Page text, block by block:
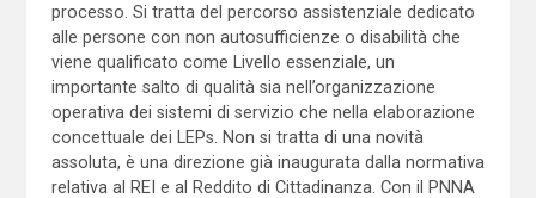
processo. Si tratta del percorso assistenziale dedicato
alle persone con non autosufficienze o disabilità che
viene qualificato come Livello essenziale, un
importante salto di qualità sia nell’organizzazione
operativa dei sistemi di servizio che nella elaborazione
concettuale dei LEPs. Non si tratta di una novità
assoluta, è una direzione già inaugurata dalla normativa
relativa al REI e al Reddito di Cittadinanza. Con il PNNA